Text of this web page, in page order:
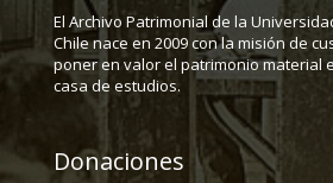
El Archivo Patrimonial de la
Chile nace en 2009 con la misión de
poner en valor el patrimonio material
casa de estudios.
Donaciones